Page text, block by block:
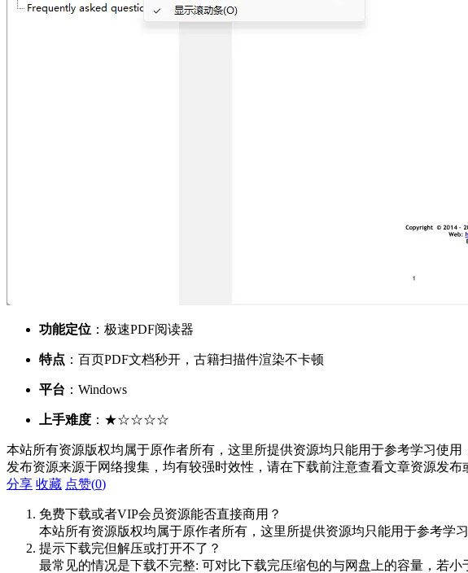
功能定位 ：极速PDF阅读器
特点 ：百页PDF文档秒开，古籍扫描件渲染不卡顿
平台 ：Windows
上手难度 ：★☆☆☆☆
本站所有资源版权均属于原作者所有，这里所提供资源均只能用于参考学习使
发布资源来源于网络搜集，均有较强时效性，请在下载前注意查看文章资源发
分享 收藏 点赞(0)
免费下载或者VIP会员资源能否直接商用？
本站所有资源版权均属于原作者所有，这里所提供资源均只能用于参考学
提示下载完但解压或打开不了？
最常见的情况是下载不完整: 可对比下载完压缩包的与网盘上的容量，若